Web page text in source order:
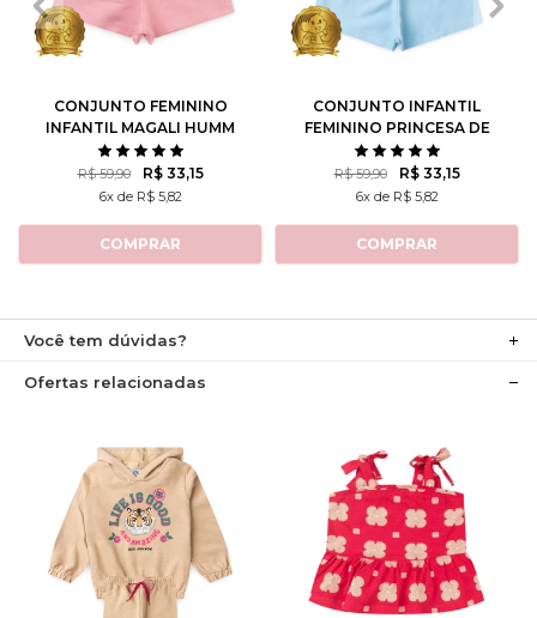
1 6
CONJUNTO FEMININO
INFANTIL MAGALI HUMM
AMO MELANCIA- TURMA
DA MÔNICA
R$ 59,90 R$ 33,15
6x de R$ 5,82
COMPRAR
1 6
10
CONJUNTO INFANTIL
FEMININO PRINCESA DE
ATITUDE - TURMA DA
MÔNICA
R$ 59,90 R$ 33,15
6x de R$ 5,82
COMPRAR
Você tem dúvidas?
Ofertas relacionadas